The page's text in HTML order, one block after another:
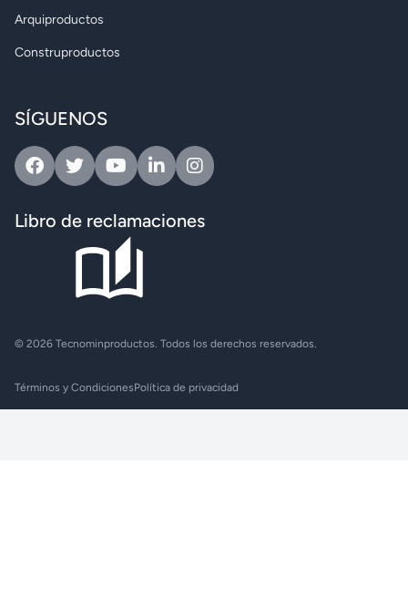
Arquiproductos
Construproductos
SÍGUENOS
FacebookTwitterYoutubeLinkedinInstagram
Libro de reclamaciones
© 2026 Tecnominproductos. Todos los derechos reservados.
Términos y CondicionesPolítica de privacidad